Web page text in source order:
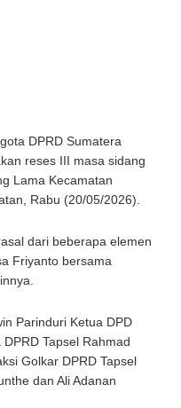
DPRD Sumatera
reses III masa sidang
Lama Kecamatan
Rabu (20/05/2026).
dari beberapa elemen
Friyanto bersama
Parinduri Ketua DPD
Tapsel Rahmad
Golkar DPRD Tapsel
dan Ali Adanan